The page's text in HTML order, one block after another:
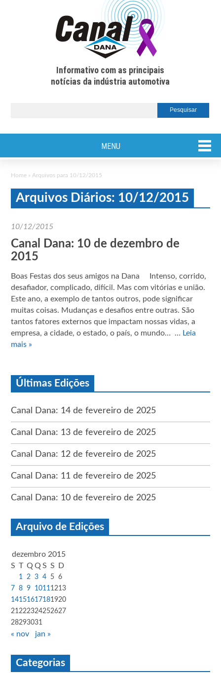
Informativo com as principais
notícias da indústria automotiva
MENU
Home » Arquivos para 10/12/2015
Arquivos Diários: 10/12/2015
10/12/2015
Canal Dana: 10 de dezembro de
2015
Boas Festas dos seus amigos na Dana Intenso, corrido,
desafiador, complicado, difícil. Mas com vitórias e união.
Este ano, a exemplo de tantos outros, pode significar
muitas coisas. Mudanças e desafios entre outras. São
tantos fatores externos que impactam nossas vidas, a
empresa, a cidade, o estado, o país, o mundo… … Leia
mais »
Últimas Edições
Canal Dana: 14 de fevereiro de 2025
Canal Dana: 13 de fevereiro de 2025
Canal Dana: 12 de fevereiro de 2025
Canal Dana: 11 de fevereiro de 2025
Canal Dana: 10 de fevereiro de 2025
Arquivo de Edições
dezembro 2015
S T Q Q S S D
1 2 3 4 5 6
7 8 9 1011 1213
14151617181920
21 222324252627
28293031
« nov jan »
Categorias